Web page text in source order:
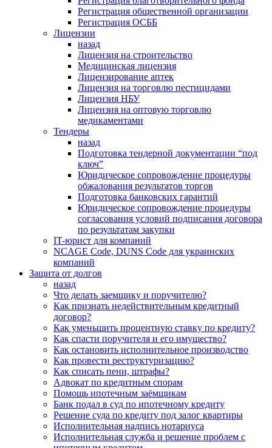
Регистрация общественной организации
Регистрация ОСББ
Лицензии
назад
Лицензия на строительство
Медицинская лицензия
Лицензирование аптек
Лицензия на торговлю пестицидами
Лицензия НБУ
Лицензия на оптовую торговлю
медикаментами
Тендеры
назад
Подготовка тендерной документации “под
ключ”
Юридическое сопровождение процедуры
обжалования результатов торгов
Подготовка банковских гарантий
Юридическое сопровождение процедуры
согласования условий подписания договора
по результатам закупки
IT-юрист для компаний
NCAGE Code, DUNS Code для украинских
компаний
Защита от долгов
назад
Что делать заемщику и поручителю?
Как признать недействительным кредитный
договор?
Как уменьшить процентную ставку по кредиту?
Как спасти поручителя и его имущество?
Как остановить исполнительное производство
Как провести реструктуризацию?
Как списать пени, штрафы?
Адвокат по кредитным спорам
Помощь ипотечным заёмщикам
Банк подал в суд по ипотечному кредиту
Решение суда по кредиту под залог квартиры
Исполнительная надпись нотариуса
Исполнительная служба и решение проблем с